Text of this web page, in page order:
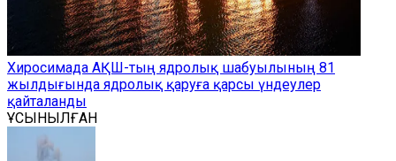
Хиросимада АҚШ-тың ядролық шабуылының 81
жылдығында ядролық қаруға қарсы үндеулер
қайталанды
ҰСЫНЫЛҒАН